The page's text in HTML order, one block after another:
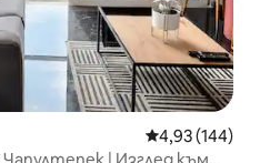
Средна
4,93 (144)